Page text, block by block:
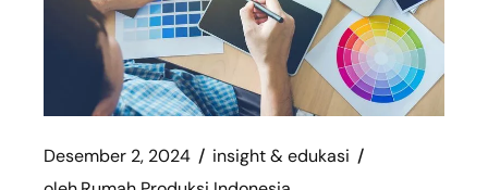
Desember 2, 2024
insight & edukasi